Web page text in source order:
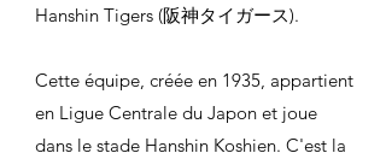
Hanshin Tigers (阪神タイガース).
Cette équipe, créée en 1935, appartient
en Ligue Centrale du Japon et joue
dans le stade Hanshin Koshien. C'est la